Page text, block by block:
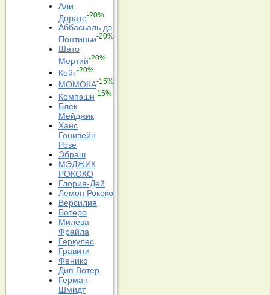
Али
Дорате-20%
Аббасьаль дэ
Понтиньи-20%
Шато
Мертий-20%
Кейт-20%
МОМОКА-15%
Компэшн-15%
Блек
Мейджик
Ханс
Гонивейн
Розе
Эбраш
МЭДЖИК
РОКОКО
Глория-Дей
Лемон Рококо
Версилия
Ботеро
Милева
Фрайла
Геркулес
Гравити
Феникс
Дип Вотер
Герман
Шмидт